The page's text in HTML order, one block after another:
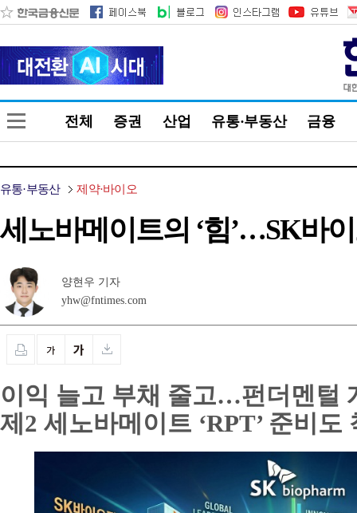
전체 증권 산업 유통·부동산 금융
유통·부동산 제약·바이오
세노바메이트의 ‘힘’…SK바
양현우 기자
yhw@fntimes.com
이익 늘고 부채 줄고…펀더멘털
제2 세노바메이트 ‘RPT’ 준비도